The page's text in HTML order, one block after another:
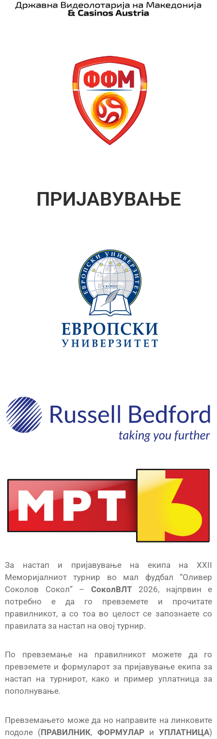
ПРИЈАВУВАЊЕ
За настап и пријавување на екипа на XXII
Меморијалниот турнир во мал фудбал “Оливер
Соколов Сокол” – СоколВЛТ2026, најпрвин е
потребно е да го превземете и прочитате
правилникот, а со тоа во целост се запознаете со
правилата за настап на овој турнир.
По превземање на правилникот можете да го
превземете и формуларот за пријавување екипа за
настап на турнирот, како и пример уплатница за
пополнување.
Превземањето може да но направите на линковите
подоле (ПРАВИЛНИК, ФОРМУЛАРи УПЛАТНИЦА)